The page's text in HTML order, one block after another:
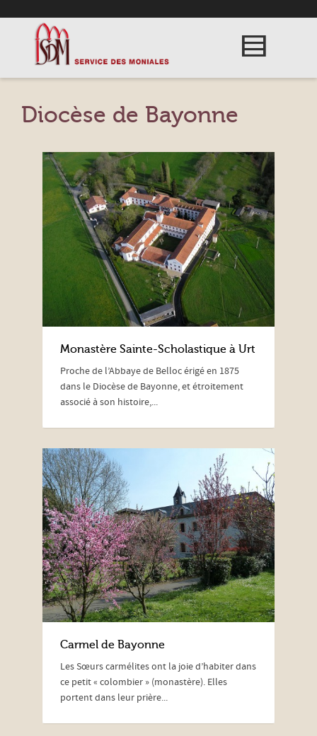
Diocèse de Bayonne
Monastère Sainte-Scholastique à Urt
Proche de l’Abbaye de Belloc érigé en 1875
dans le Diocèse de Bayonne, et étroitement
associé à son histoire,...
Carmel de Bayonne
Les Sœurs carmélites ont la joie d’habiter dans
ce petit « colombier » (monastère). Elles
portent dans leur prière...